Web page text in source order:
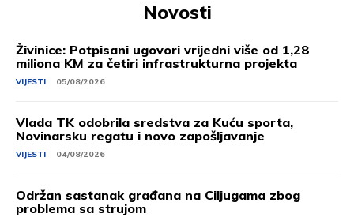
Novosti
Živinice: Potpisani ugovori vrijedni više od 1,28
miliona KM za četiri infrastrukturna projekta
VIJESTI 05/08/2026
Vlada TK odobrila sredstva za Kuću sporta,
Novinarsku regatu i novo zapošljavanje
VIJESTI 04/08/2026
Održan sastanak građana na Ciljugama zbog
problema sa strujom